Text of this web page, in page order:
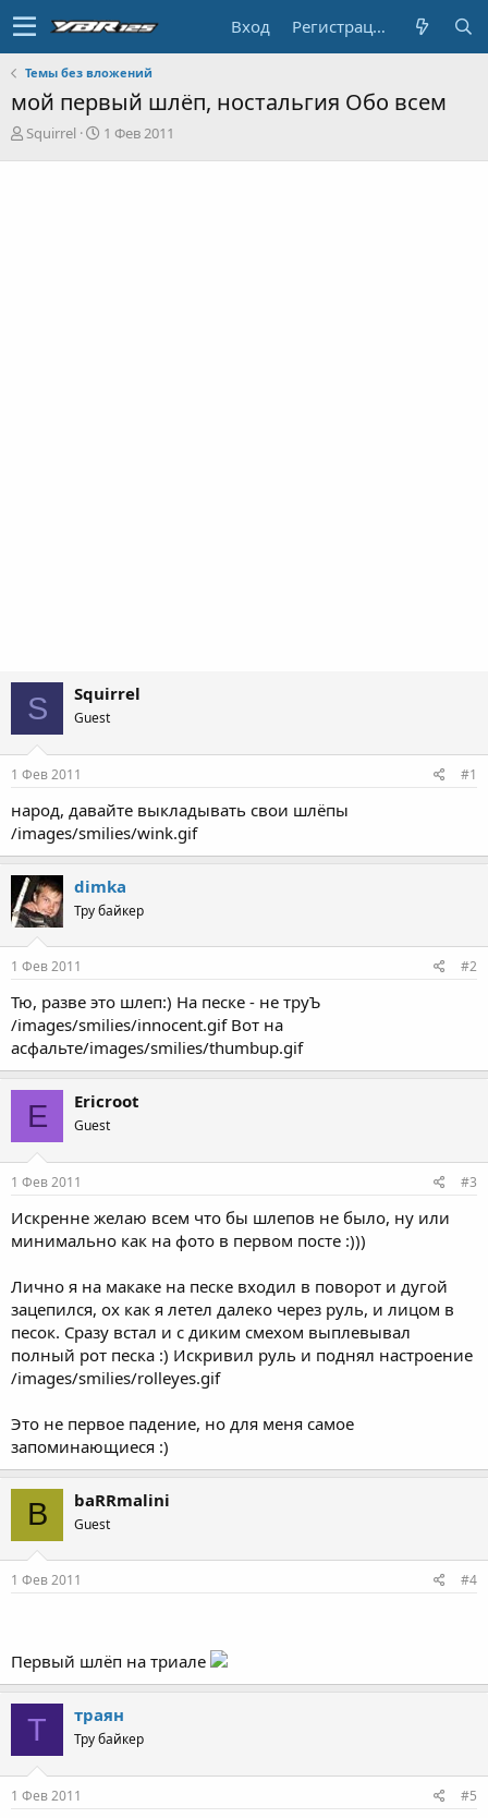
Вход Регистрация
Темы без вложений
мой первый шлёп, ностальгия Обо всем
А
Squirrel
Д1 Фев 2011
S Squirrel
Guest
1 Фев 2011 #1
народ, давайте выкладывать свои шлёпы
/images/smilies/wink.gif
dimka
Тру байкер
1 Фев 2011 #2
Тю, разве это шлеп:) На песке - не труЪ
/images/smilies/innocent.gif Вот на
асфальте/images/smilies/thumbup.gif
E Ericroot
Guest
1 Фев 2011 #3
Искренне желаю всем что бы шлепов не было, ну или
минимально как на фото в первом посте :)))
Лично я на макаке на песке входил в поворот и дугой
зацепился, ох как я летел далеко через руль, и лицом в
песок. Сразу встал и с диким смехом выплевывал
полный рот песка :) Искривил руль и поднял настроение
/images/smilies/rolleyes.gif
Это не первое падение, но для меня самое
запоминающиеся :)
B baRRmalini
Guest
1 Фев 2011 #4
Первый шлёп на триале
Т траян
Тру байкер
1 Фев 2011 #5